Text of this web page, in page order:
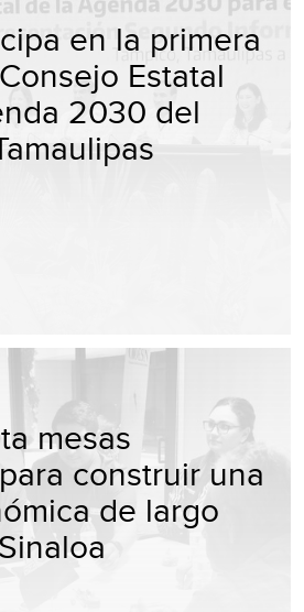
en la primera
Estatal
2030 del
mesas
construir una
de largo